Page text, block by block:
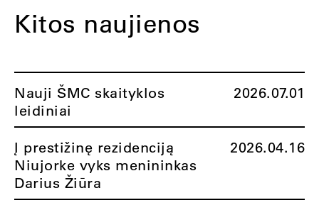
Kitos naujienos
Nauji ŠMC skaityklos
leidiniai
2026.07.01
Į prestižinę rezidenciją
Niujorke vyks menininkas
Darius Žiūra
2026.04.16